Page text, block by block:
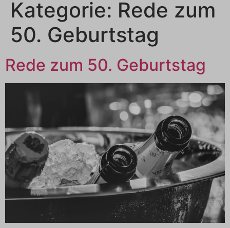
Kategorie: Rede zum
50. Geburtstag
Rede zum 50. Geburtstag